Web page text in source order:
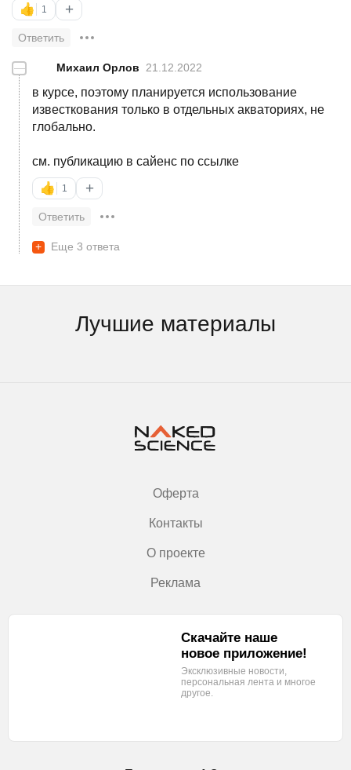
👍 1 +
Ответить
— Михаил Орлов 21.12.2022
в курсе, поэтому планируется использование
известкования только в отдельных акваториях, не
глобально.
см. публикацию в сайенс по ссылке
👍 1 +
Ответить
+ Еще 3 ответа
Лучшие материалы
Оферта
Контакты
О проекте
Реклама
Скачайте наше
новое приложение!
Эксклюзивные новости,
персональная лента и многое
другое.